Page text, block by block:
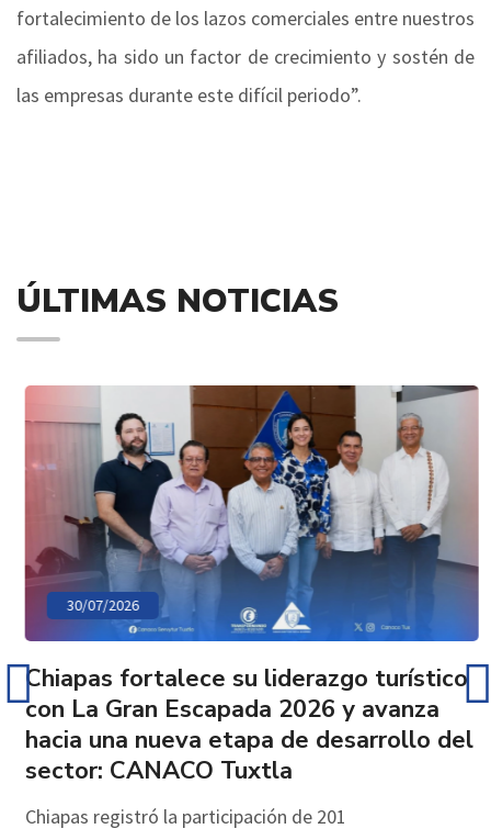
fortalecimiento de los lazos comerciales entre nuestros
afiliados, ha sido un factor de crecimiento y sostén de
las empresas durante este difícil periodo”.
ÚLTIMAS NOTICIAS
30/07/2026
Chiapas fortalece su liderazgo turístico
con La Gran Escapada 2026 y avanza
hacia una nueva etapa de desarrollo del
sector: CANACO Tuxtla
Chiapas registró la participación de 201